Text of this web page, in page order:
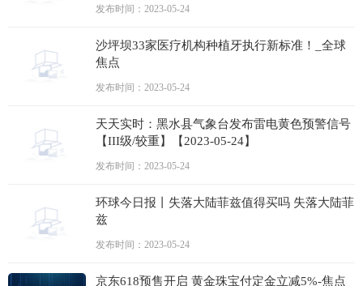
酸钾和钎焊剂，提高副产品的附加值
发布时间：2023-05-24
沙坪坝33家医疗机构种植牙执行新标准！_全球
焦点
发布时间：2023-05-24
天天实时：黑水县气象台发布雷电黄色预警信号
【III级/较重】【2023-05-24】
发布时间：2023-05-24
环球今日报丨失落大陆菲兹值得买吗 失落大陆菲
兹
发布时间：2023-05-24
京东618预售开启 黄金珠宝付定金立减5%-焦点